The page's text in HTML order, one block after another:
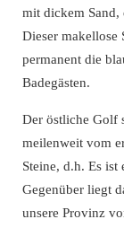
mit dickem Sand,
Dieser makellose
permanent die
Badegästen.
Der östliche Golf
meilenweit vom
Steine, d.h. Es
Gegenüber liegt
unsere Provinz